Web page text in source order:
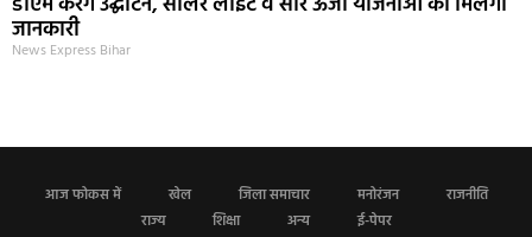
जानकारी
News Express Bihar
आज फोकस में खेल जिला समाचार मनोरंजन
राजनीति
राज्य
शिक्षा अन्य ई-पेपर